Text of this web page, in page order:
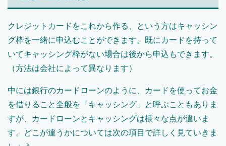
クレジットカードをこれから作る、という方はキャッシン
グ枠を一緒に申込むことができます。既にカードを持って
いてキャッシング枠がない場合は後から申込もできます。
（方法は会社によって異なります）
中には銀行のカードローンのように、カードを使ってお金
を借りること全般を「キャッシング」と呼ぶこともありま
すが、カードローンとキャッシングは様々な点が違いま
す。どこが違うかについては次の項目で詳しく見ていきま